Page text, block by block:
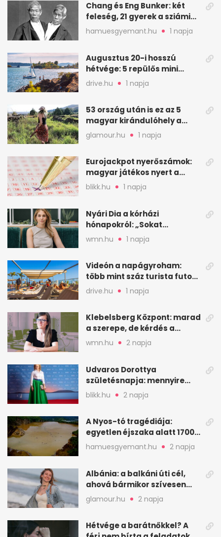
Chang és Eng Bunker: két
feleség, 21 gyerek a sziámi
ikrek életében
hamuesgyemant.hu 1 napja
Augusztus 20-i hosszú
hétvége: 5 repülős mini
nyaralás 0 szabadsággal
drive.hu 1 napja
53 ország után is ez az 5
magyar kirándulóhely a
kedvencem
glamour.hu 1 napja
Eurojackpot nyerőszámok:
magyar játékos nyert a
2026. augusztus 4-i húzáson
blikk.hu 1 napja
Nyári Dia a kórházi
hónapokról: „Sokat
veszekedtem Istennel”
wmn.hu 1 napja
Videón a napágyroham:
több mint száz turista futott
a helyekért Tenerifén
drive.hu 1 napja
Klebelsberg Központ: marad
a szerepe, de kérdés a
hitelessége
wmn.hu 2 napja
Udvaros Dorottya
születésnapja: mennyire
ismered a filmszerepeit?
blikk.hu 2 napja
A Nyos-tó tragédiája:
egyetlen éjszaka alatt 1700
ember halt meg
hamuesgyemant.hu 2 napja
Albánia: a balkáni úti cél,
ahová bármikor szívesen
visszamennék
glamour.hu 2 napja
Hétvége a barátnőkkel? A